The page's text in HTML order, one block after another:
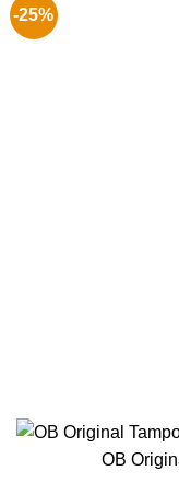
-25%
OB